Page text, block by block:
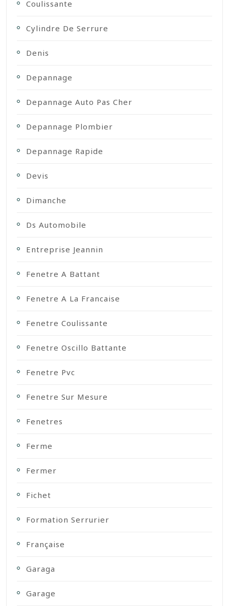
Coulissante
Cylindre De Serrure
Denis
Depannage
Depannage Auto Pas Cher
Depannage Plombier
Depannage Rapide
Devis
Dimanche
Ds Automobile
Entreprise Jeannin
Fenetre A Battant
Fenetre A La Francaise
Fenetre Coulissante
Fenetre Oscillo Battante
Fenetre Pvc
Fenetre Sur Mesure
Fenetres
Ferme
Fermer
Fichet
Formation Serrurier
Française
Garaga
Garage